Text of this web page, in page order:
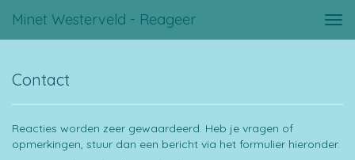
Minet Westerveld - Reageer
Contact
Reacties worden zeer gewaardeerd. Heb je vragen of
opmerkingen, stuur dan een bericht via het formulier hieronder.